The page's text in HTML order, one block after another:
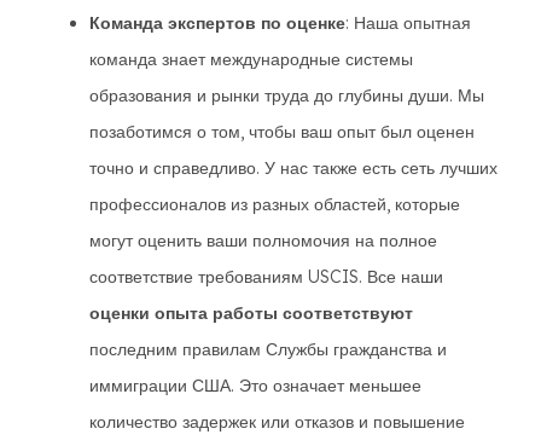
Команда экспертов по оценке: Наша опытная
команда знает международные системы
образования и рынки труда до глубины души. Мы
позаботимся о том, чтобы ваш опыт был оценен
точно и справедливо. У нас также есть сеть лучших
профессионалов из разных областей, которые
могут оценить ваши полномочия на полное
соответствие требованиям USCIS. Все наши
оценки опыта работы соответствуют
последним правилам Службы гражданства и
иммиграции США. Это означает меньшее
количество задержек или отказов и повышение